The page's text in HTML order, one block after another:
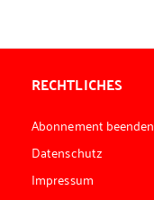
RECHTLICHES
Abonnement beenden
Datenschutz
Impressum